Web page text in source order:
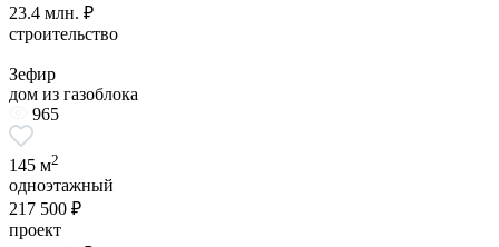
23.4 млн. ₽
строительство
Зефир
дом из газоблока
965
145 м2
одноэтажный
217 500 ₽
проект